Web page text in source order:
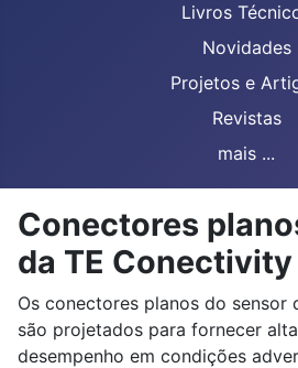
Livros
Novidades
Projetos e
Revistas
mais ...
Conectores
da TE Conectivity
Os conectores planos do sensor
são projetados para fornecer
desempenho em condições